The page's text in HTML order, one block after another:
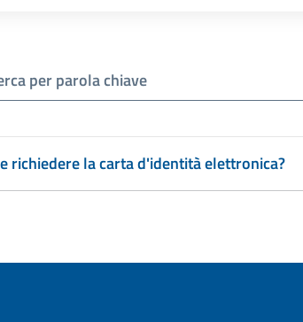
richiedere la carta d'identità elettronica?